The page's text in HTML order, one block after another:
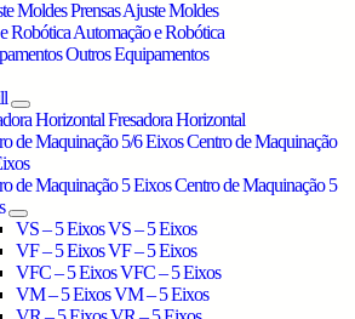
MoldesPrensas Ajuste Moldes
RobóticaAutomação e Robótica
Outros Equipamentos
HorizontalFresadora Horizontal
de Maquinação 5/6 EixosCentro de Maquinação
de Maquinação 5 EixosCentro de Maquinação 5
VS – 5 EixosVS – 5 Eixos
VF – 5 EixosVF – 5 Eixos
VFC – 5 EixosVFC – 5 Eixos
VM – 5 EixosVM – 5 Eixos